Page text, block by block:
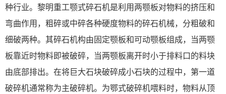
种行业。黎明重工颚式碎石机是利用两颚板对物料的挤压和
弯曲作用，粗碎或中碎各种硬度物料的碎石机械，分粗破和
细破两种。其碎石机构由固定颚板和可动颚板组成，当两颚
板靠近时物料即被破碎，当两颚板离开时小于排料口的料块
由底部排出。在将巨大石块破碎成小石块的过程中，第一道
破碎机通常称为主破碎机。为鄂式破碎机喂料时，物料从顶